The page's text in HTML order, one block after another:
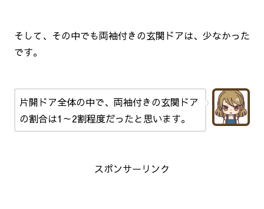
そして、その中でも両袖付きの玄関ドアは、少なかった
です。
片開ドア全体の中で、両袖付きの玄関ドア
の割合は1～2割程度だったと思います。
スポンサーリンク